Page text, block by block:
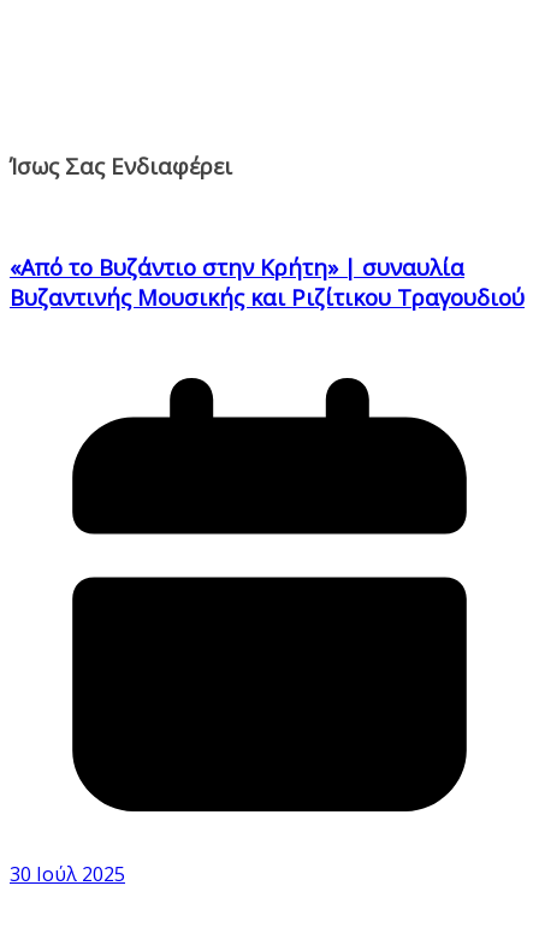
Ίσως Σας Ενδιαφέρει
«Από το Βυζάντιο στην Κρήτη» | συναυλία
Βυζαντινής Μουσικής και Ριζίτικου Τραγουδιού
30 Ιούλ 2025